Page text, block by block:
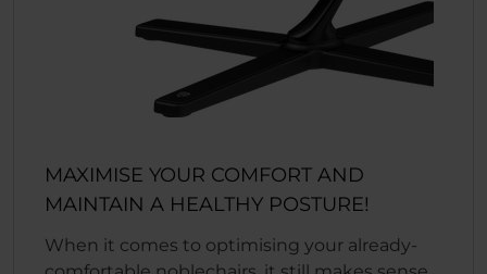
MAXIMISE YOUR COMFORT AND
MAINTAIN A HEALTHY POSTURE!
When it comes to optimising your already-